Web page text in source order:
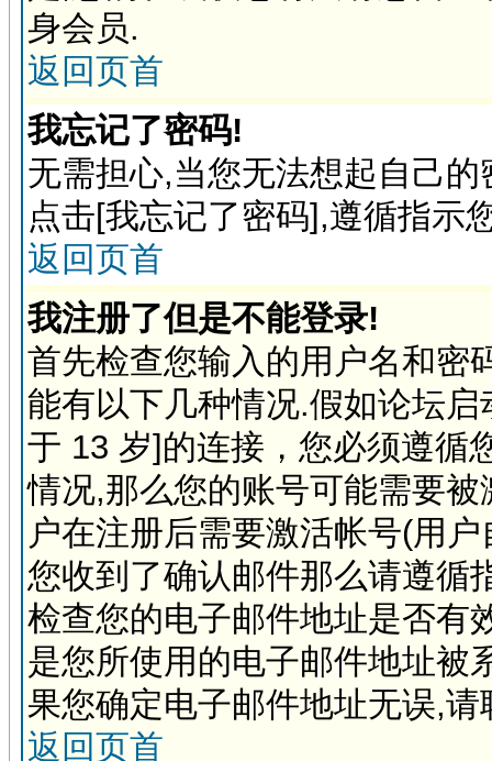
身会员.
返回页首
我忘记了密码!
无需担心,当您无法想起自己
点击[我忘记了密码],遵循指示
返回页首
我注册了但是不能登录!
首先检查您输入的用户名和密
能有以下几种情况.假如论坛
于 13 岁]的连接，您必须遵循
情况,那么您的账号可能需要
户在注册后需要激活帐号(用
您收到了确认邮件那么请遵循
检查您的电子邮件地址是否有
是您所使用的电子邮件地址被
果您确定电子邮件地址无误,
返回页首